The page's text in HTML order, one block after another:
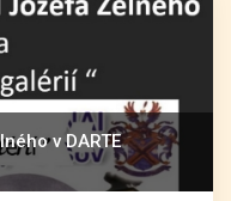
v DARTE